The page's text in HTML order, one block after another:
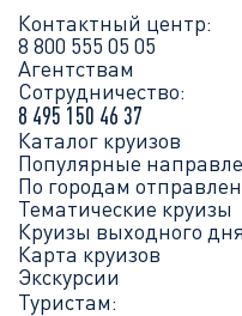
Контактный центр:
8 800 555 05 05
Агентствам
Сотрудничество:
8 495 150 46 37
Каталог круизов
Популярные
По городам
Тематические круизы
Круизы выходного дня
Карта круизов
Экскурсии
Туристам: